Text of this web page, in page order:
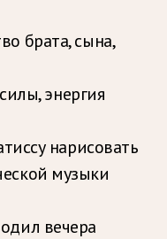
брата, сына,
энергия
нарисовать
музыки
вечера